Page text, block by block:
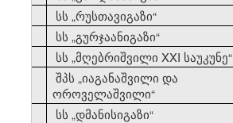
სს„რუსთავიგაზი“
სს„გურჯაანიგაზი“
სს„მღებრიშვილი XXI საუკუნე“
შპს„იაგანაშვილი და
ოროველაშვილი“
სს„დმანისიგაზი“